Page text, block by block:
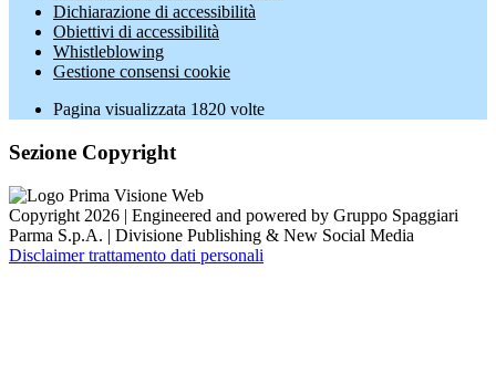
Dichiarazione di accessibilità
Obiettivi di accessibilità
Whistleblowing
Gestione consensi cookie
Pagina visualizzata 1820 volte
Sezione Copyright
Copyright 2026 | Engineered and powered by Gruppo Spaggiari
Parma S.p.A. | Divisione Publishing & New Social Media
Disclaimer trattamento dati personali